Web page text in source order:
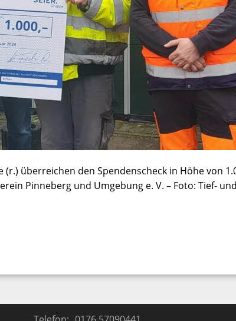
überreichen den Spendenscheck in Höhe von
Pinneberg und Umgebung e. V. – Foto: Tief-